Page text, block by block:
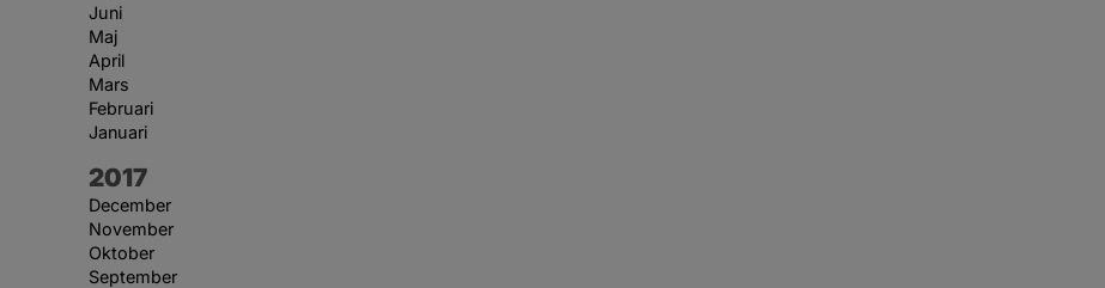
Juni
Maj
April
Mars
Februari
Januari
År:
2017
December
November
Oktober
September